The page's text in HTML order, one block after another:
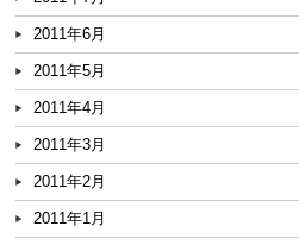
2011年6月
2011年5月
2011年4月
2011年3月
2011年2月
2011年1月